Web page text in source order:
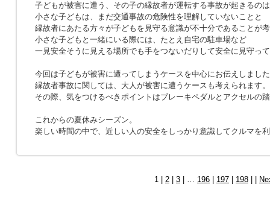
子どもが被害に遭う、その子の縁故者が運転する事故が起きるの
小さな子どもは、まだ交通事故の危険性を理解していないことと
縁故者にあたる方々が子どもを見守る意識が不十分であることが
小さな子どもと一緒にいる際には、たとえ自宅の駐車場など
一見安全そうに見える場所でも手をつないだりして安全に見守っ
今回は子どもが被害に遭ってしまうケースを中心にお伝えしまし
縁故者事故に関しては、大人が被害に遭うケースも考えられます。
その際、気をつけるべきポイントはブレーキペダルとアクセルの
これからの夏休みシーズン。
楽しい時間の中で、近しい人の安全をしっかり意識してクルマを
1 | 2 3 | … 196 197 198